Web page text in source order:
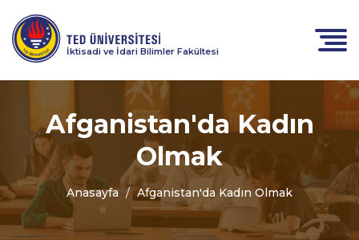
İktisadi ve İdari Bilimler Fakültesi
Afganistan'da Kadın
Olmak
Anasayfa Afganistan'da Kadın Olmak